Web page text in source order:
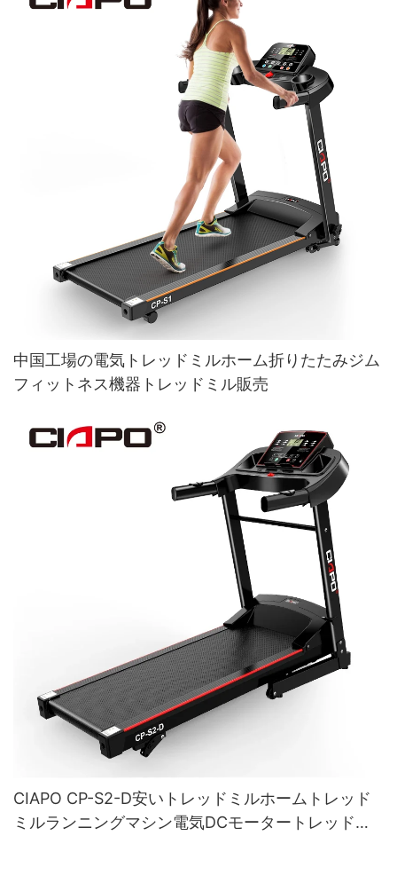
中国工場の電気トレッドミルホーム折りたたみジム
フィットネス機器トレッドミル販売
CIAPO CP-S2-D安いトレッドミルホームトレッド
ミルランニングマシン電気DCモータートレッドミ